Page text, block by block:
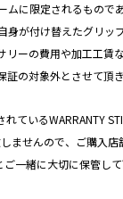
ムに限定されるもので
身が付け替えたグリッ
リーの費用や加工工賃
証の対象外とさせて頂き
ているWARRANTY
ませんので、ご購入店
一緒に大切に保管して